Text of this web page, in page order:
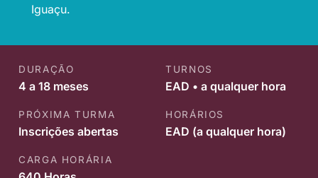
Iguaçu.
DURAÇÃO
4 a 18 meses
TURNOS
EAD • a qualquer hora
PRÓXIMA TURMA
Inscrições abertas
HORÁRIOS
EAD (a qualquer hora)
CARGA HORÁRIA